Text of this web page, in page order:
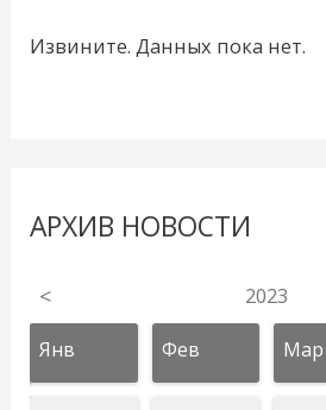
Извините. Данных пока нет.
АРХИВ НОВОСТИ
< 2023
Янв Фев Мар